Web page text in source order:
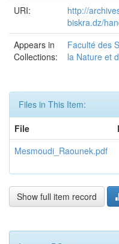
URI:
http://
biskra.dz/
Appears in
Collections:
Faculté des
la Nature et
Files in This Item:
File
Mesmoudi_Raounek.pdf
Show full item record